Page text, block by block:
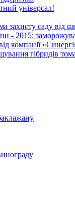
універсал!
захисту саду від
- 2015:
компанії
гібридів